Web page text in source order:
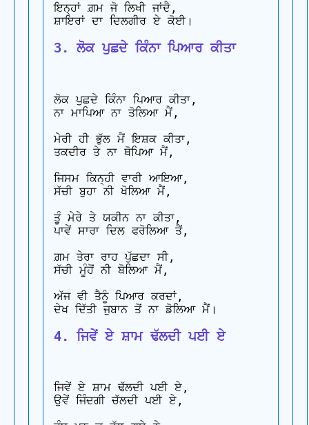
ਇਨ੍ਹਾਂ ਗ਼ਮ ਜੋ ਲਿਖੀ ਜਾਂਦੈ,
3. ਲੋਕ ਪੁਛਦੇ ਕਿੰਨਾ ਪਿਆਰ ਕੀਤਾ
ਲੋਕ ਪੁਛਦੇ ਕਿੰਨਾ ਪਿਆਰ ਕੀਤਾ,
ਨਾ ਮਾਪਿਆ ਨਾ ਤੋਲਿਆ ਮੈਂ,
ਮੇਰੀ ਹੀ ਭੁੱਲ ਮੈਂ ਇਸ਼ਕ ਕੀਤਾ,
ਤਕਦੀਰ ਤੇ ਨਾ ਥੋਪਿਆ ਮੈਂ,
ਜਿਸਮ ਕਿਨ੍ਹੀ ਵਾਰੀ ਆਇਆ,
ਸੱਚੀ ਬੁਹਾ ਨੀ ਖੋਲਿਆ ਮੈਂ,
ਤੂੰ ਮੇਰੇ ਤੇ ਯਕੀਨ ਨਾ ਕੀਤਾ,
ਪਾਵੇਂ ਸਾਰਾ ਦਿਲ ਫਰੋਲਿਆ ਤੈਂ,
ਗ਼ਮ ਤੇਰਾ ਰਾਹ ਪੁੱਛਦਾ ਸੀ,
ਸੱਚੀ ਮੂੰਹੋਂ ਨੀ ਬੋਲਿਆ ਮੈਂ,
ਅੱਜ ਵੀ ਤੈਨੂੰ ਪਿਆਰ ਕਰਦਾਂ,
4. ਜਿਵੇਂ ਏ ਸ਼ਾਮ ਢੱਲਦੀ ਪਈ ਏ
ਜਿਵੇਂ ਏ ਸ਼ਾਮ ਢੱਲਦੀ ਪਈ ਏ,
ਉਵੇਂ ਜਿੰਦਗੀ ਚੱਲਦੀ ਪਈ ਏ,